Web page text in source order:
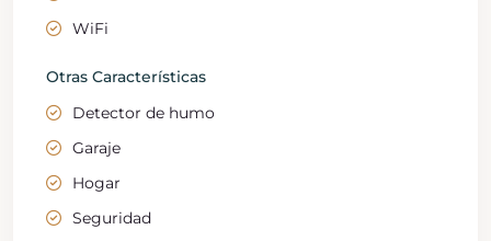
WiFi
Otras Características
Detector de humo
Garaje
Hogar
Seguridad